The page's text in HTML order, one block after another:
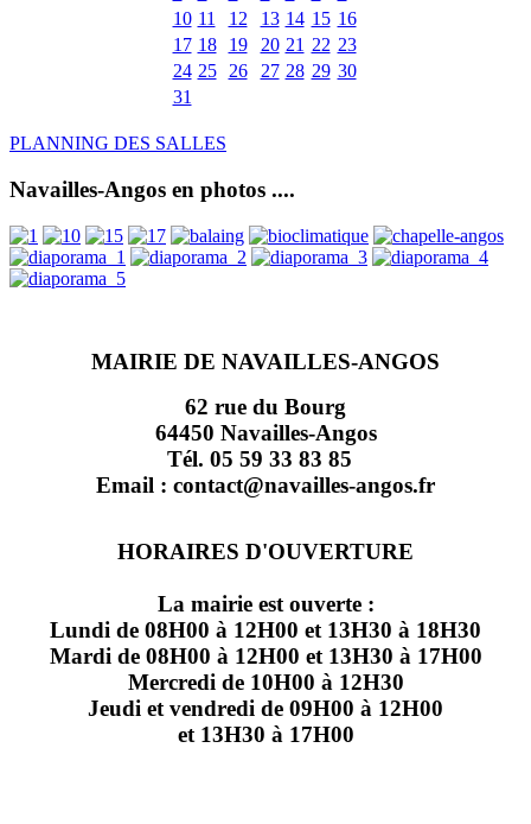
10 11 12 13 14 15 16
17 18 19 20 21 22 23
24 25 26 27 28 29 30
31
PLANNING DES SALLES
Navailles-Angos en photos ....
MAIRIE DE NAVAILLES-ANGOS
62 rue du Bourg
64450 Navailles-Angos
Tél. 05 59 33 83 85
Email : contact@navailles-angos.fr
HORAIRES D'OUVERTURE
La mairie est ouverte :
Lundi de 08H00 à 12H00 et 13H30 à 18H30
Mardi de 08H00 à 12H00 et 13H30 à 17H00
Mercredi de 10H00 à 12H30
Jeudi et vendredi de 09H00 à 12H00
et 13H30 à 17H00